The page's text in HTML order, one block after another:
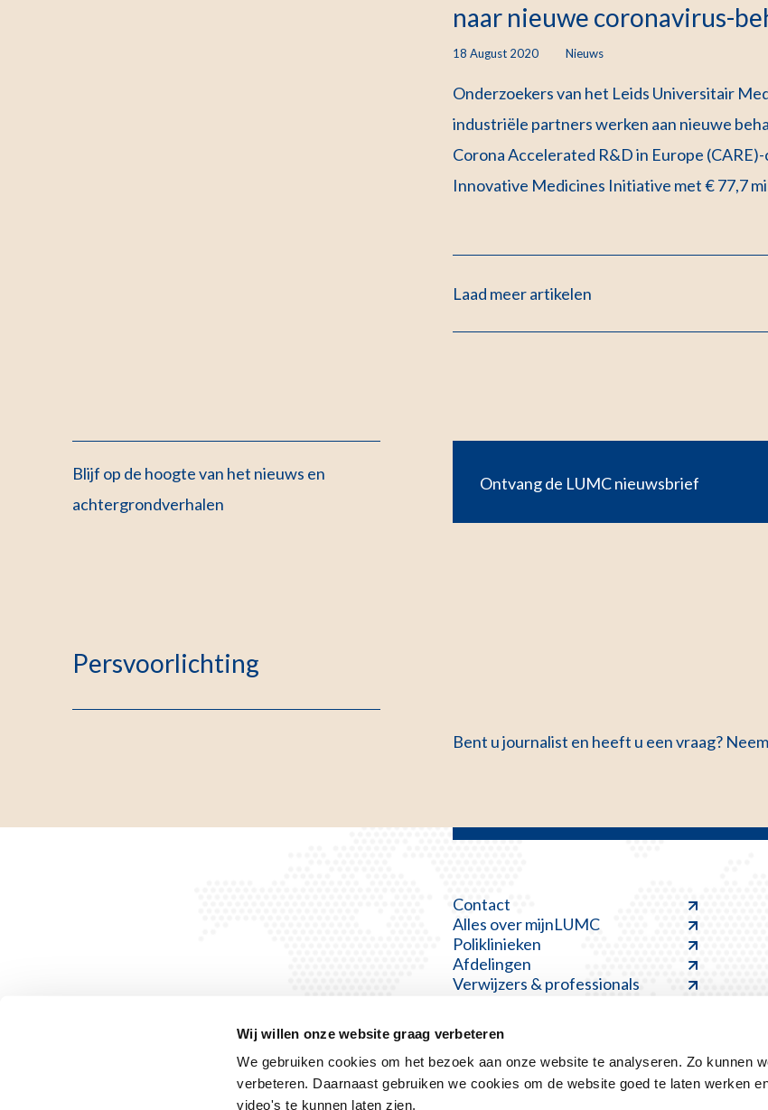
Wij willen onze website graag verbeteren
We gebruiken cookies om het bezoek aan onze website te analyseren. Zo kunnen
verbeteren. Daarnaast gebruiken we cookies om de website goed te laten werken
video's te kunnen laten zien.
naar nieuwe coronavirus-
18 August 2020 Nieuws
Onderzoekers van het Leids Universitair
industriële partners werken aan nieuwe
Corona Accelerated R&D in Europe
Innovative Medicines Initiative met € 77,7
Laad meer artikelen
Blijf op de hoogte van het nieuws en
achtergrondverhalen
Ontvang de LUMC nieuwsbrief
Persvoorlichting
Bent u journalist en heeft u een vraag?
Contact
Alles over mijnLUMC
Poliklinieken
Afdelingen
Verwijzers & professionals
PrivacyrechtenCookiebeleidDisclaimer